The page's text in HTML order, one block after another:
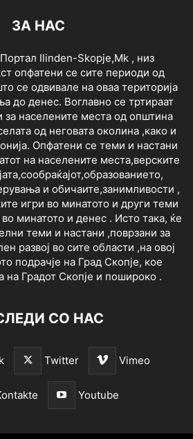
ЗА НАС
Ilinden-Skopje,Mk , низ
опфатени се сите периоди од
се одвивале на оваа територија
до денес. Воглавно се тртираат
населените места од општина
од неговата околина ,како и
Опфатени се теми и настани
на населените места,верските
и обичаите,занимливости ,
игри во минатото и други теми
минатото и денес . Исто така, ќе
теми и настани ,поврзани за
развој во сите области ,на овој
подрачје на Град Скопје, кое
на Градот Скопје и пошироко .
СО НАС
Twitter Vimeo
Youtube